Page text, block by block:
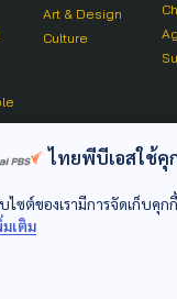
Art & Design
Culture
ไทยพีบีเอสใช้คุ
บไซต์ของเรามีการจัดเก็บ
มเติม